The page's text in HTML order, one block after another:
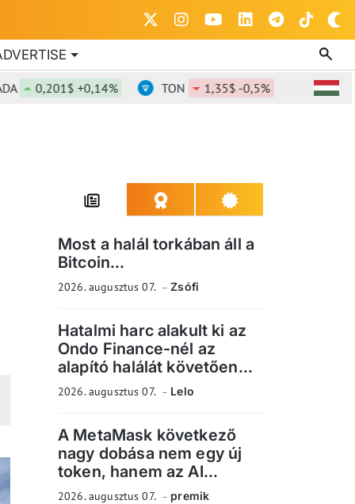
0,201$ +0,14% TON 1,35$ -0,5% DOT
Most a halál torkában áll a
Bitcoin...
2026. augusztus 07. Zsófi
Hatalmi harc alakult ki az
Ondo Finance-nél az
alapító halálát követően...
2026. augusztus 07. Lelo
A MetaMask következő
nagy dobása nem egy új
token, hanem az AI...
2026. augusztus 07. premik